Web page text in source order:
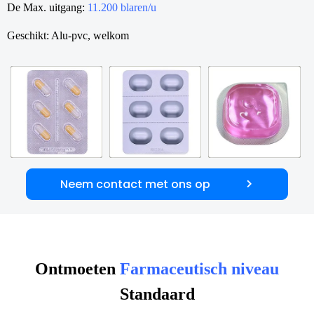
De Max. uitgang: 11.200 blaren/u
Geschikt: Alu-pvc, welkom
Neem contact met ons op
Ontmoeten Farmaceutisch niveau
Standaard